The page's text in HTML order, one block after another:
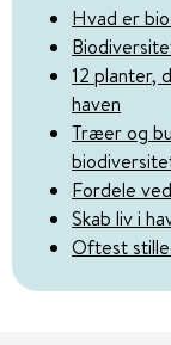
Hvad er
12 planter,
haven
Træer og
Fordele
Skab liv i
Oftest